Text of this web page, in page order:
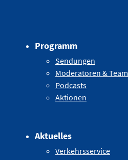
Programm
Sendungen
Moderatoren & Team
Podcasts
Aktionen
Aktuelles
Verkehrsservice